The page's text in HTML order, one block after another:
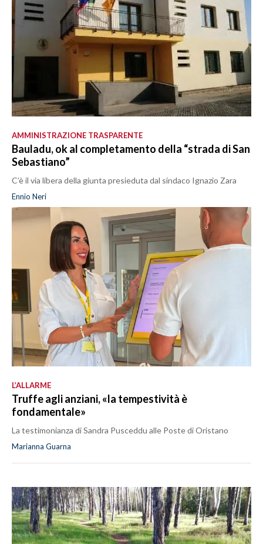
AMMINISTRAZIONE TRASPARENTE
Bauladu, ok al completamento della “strada di San
Sebastiano”
C’è il via libera della giunta presieduta dal sindaco Ignazio Zara
Ennio Neri
L’ALLARME
Truffe agli anziani, «la tempestività è
fondamentale»
La testimonianza di Sandra Pusceddu alle Poste di Oristano
Marianna Guarna